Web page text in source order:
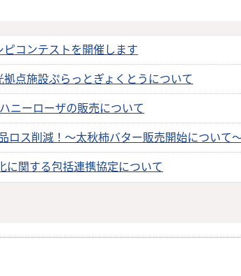
ピコンテストを開催します
拠点施設ぷらっとぎょくとうについて
ニーローザの販売について
ロス削減！～太秋柿バター販売開始について
に関する包括連携協定について